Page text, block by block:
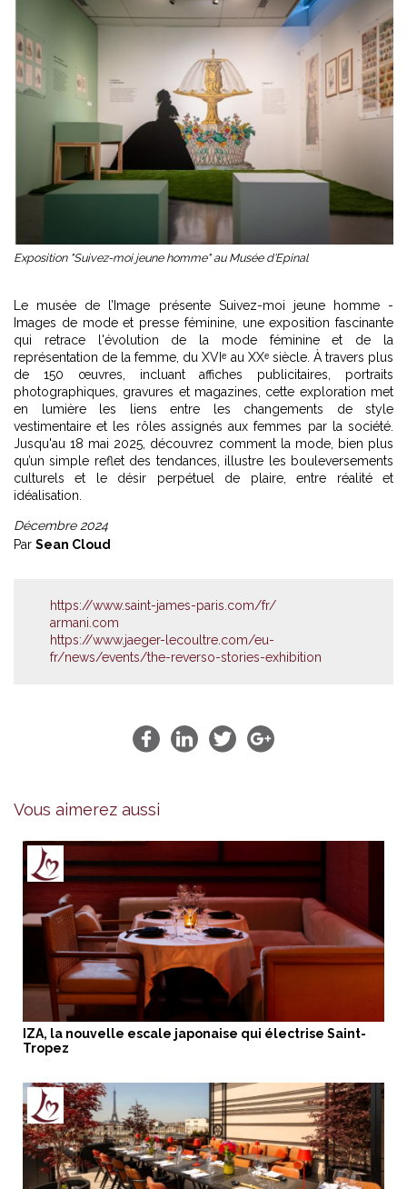
Exposition "Suivez-moi jeune homme" au Musée d'Epinal
Le musée de l’Image présente Suivez-moi jeune homme -
Images de mode et presse féminine, une exposition fascinante
qui retrace l'évolution de la mode féminine et de la
représentation de la femme, du XVIᵉ au XXᵉ siècle. À travers plus
de 150 œuvres, incluant affiches publicitaires, portraits
photographiques, gravures et magazines, cette exploration met
en lumière les liens entre les changements de style
vestimentaire et les rôles assignés aux femmes par la société.
Jusqu'au 18 mai 2025, découvrez comment la mode, bien plus
qu’un simple reflet des tendances, illustre les bouleversements
culturels et le désir perpétuel de plaire, entre réalité et
idéalisation.
Décembre 2024
Par Sean Cloud
https://www.saint-james-paris.com/fr/
armani.com
https://www.jaeger-lecoultre.com/eu-
fr/news/events/the-reverso-stories-exhibition
Vous aimerez aussi
IZA, la nouvelle escale japonaise qui électrise Saint-
Tropez